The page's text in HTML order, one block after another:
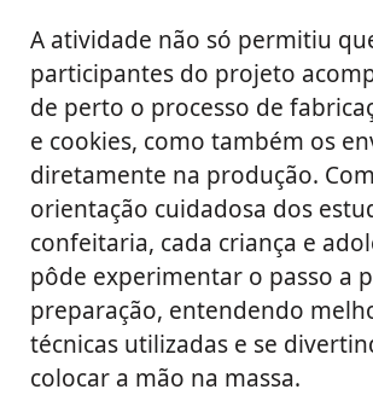
A atividade não só permitiu
participantes do projeto
de perto o processo de
e cookies, como também os
diretamente na produção.
orientação cuidadosa dos
confeitaria, cada criança e
pôde experimentar o passo a
preparação, entendendo
técnicas utilizadas e se
colocar a mão na massa.